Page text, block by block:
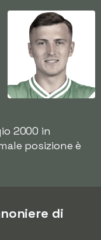
2000 in
posizione è
di